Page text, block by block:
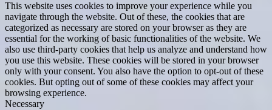
This website uses cookies to improve your experience while you
navigate through the website. Out of these, the cookies that are
categorized as necessary are stored on your browser as they are
essential for the working of basic functionalities of the website. We
also use third-party cookies that help us analyze and understand how
you use this website. These cookies will be stored in your browser
only with your consent. You also have the option to opt-out of these
cookies. But opting out of some of these cookies may affect your
browsing experience.
Necessary